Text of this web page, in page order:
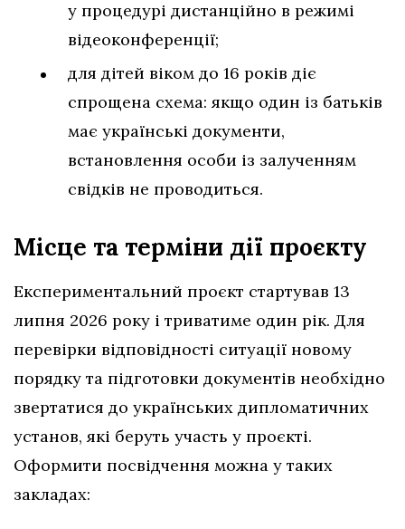
у процедурі дистанційно в режимі
відеоконференції;
для дітей віком до 16 років діє
спрощена схема: якщо один із батьків
має українські документи,
встановлення особи із залученням
свідків не проводиться.
Місце та терміни дії проєкту
Експериментальний проєкт стартував 13
липня 2026 року і триватиме один рік. Для
перевірки відповідності ситуації новому
порядку та підготовки документів необхідно
звертатися до українських дипломатичних
установ, які беруть участь у проєкті.
Оформити посвідчення можна у таких
закладах: